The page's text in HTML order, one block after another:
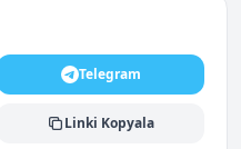
Telegram
Linki Kopyala